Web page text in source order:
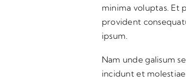
minima voluptas. Et
provident
ipsum.
Nam unde galisum
incidunt et